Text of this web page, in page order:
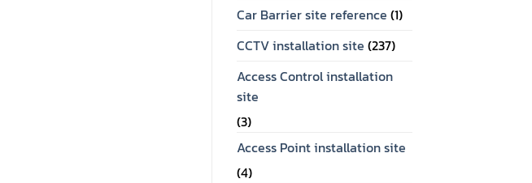
Car Barrier site reference (1)
CCTV installation site (237)
Access Control installation
site
(3)
Access Point installation site
(4)